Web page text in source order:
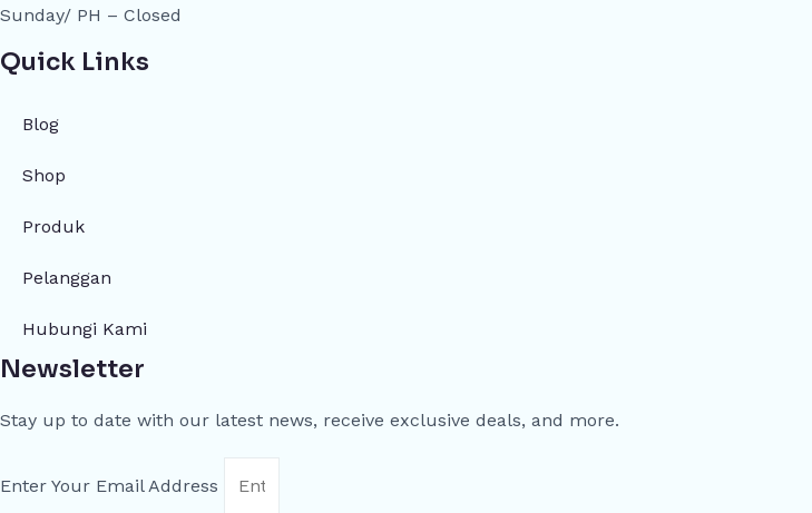
Sunday/ PH – Closed
Quick Links
Blog
Shop
Produk
Pelanggan
Hubungi Kami
Newsletter
Stay up to date with our latest news, receive exclusive deals, and more.
Enter Your Email Address